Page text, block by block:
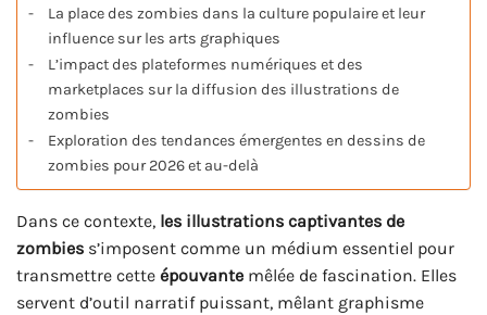
La place des zombies dans la culture populaire et leur
influence sur les arts graphiques
L’impact des plateformes numériques et des
marketplaces sur la diffusion des illustrations de
zombies
Exploration des tendances émergentes en dessins de
zombies pour 2026 et au-delà
Dans ce contexte, les illustrations captivantes de
zombies s’imposent comme un médium essentiel pour
transmettre cette épouvante mêlée de fascination. Elles
servent d’outil narratif puissant, mêlant graphisme